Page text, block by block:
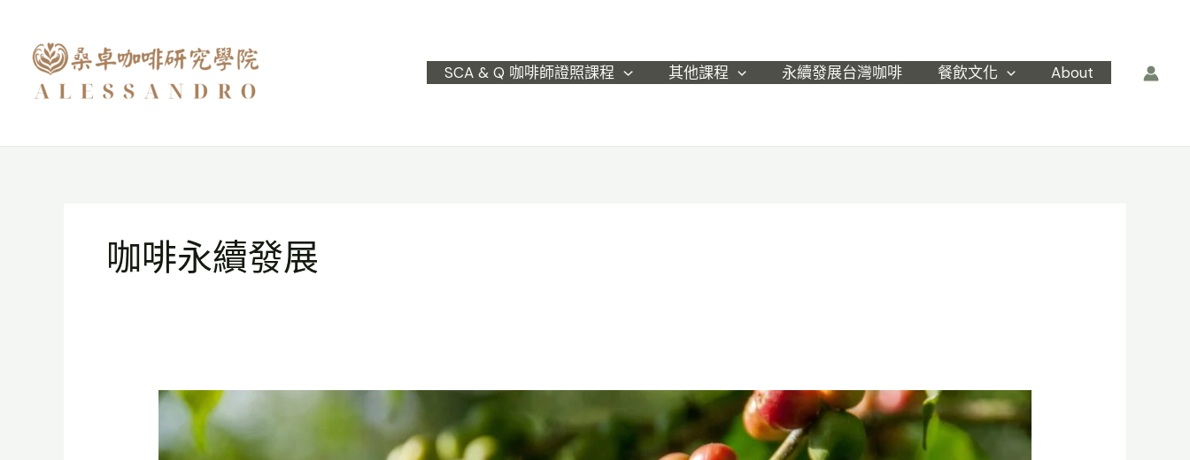
SCA & Q 咖啡師證照課程 其他課程 永續發展台灣咖啡 餐飲文化 About
咖啡永續發展
咖
永